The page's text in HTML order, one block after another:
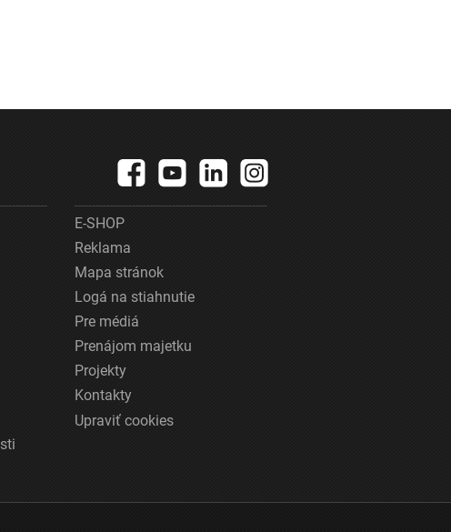
E-SHOP
Reklama
Mapa stránok
Logá na stiahnutie
Pre médiá
Prenájom majetku
Projekty
Kontakty
Upraviť cookies